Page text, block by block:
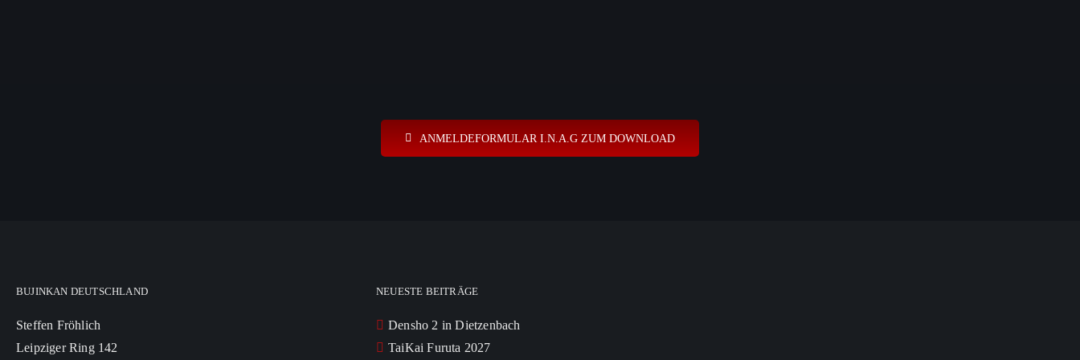
ANMELDEFORMULAR I.N.A.G ZUM DOWNLOAD
BUJINKAN DEUTSCHLAND
Steffen Fröhlich
Leipziger Ring 142
NEUESTE BEITRÄGE
Densho 2 in Dietzenbach
TaiKai Furuta 2027